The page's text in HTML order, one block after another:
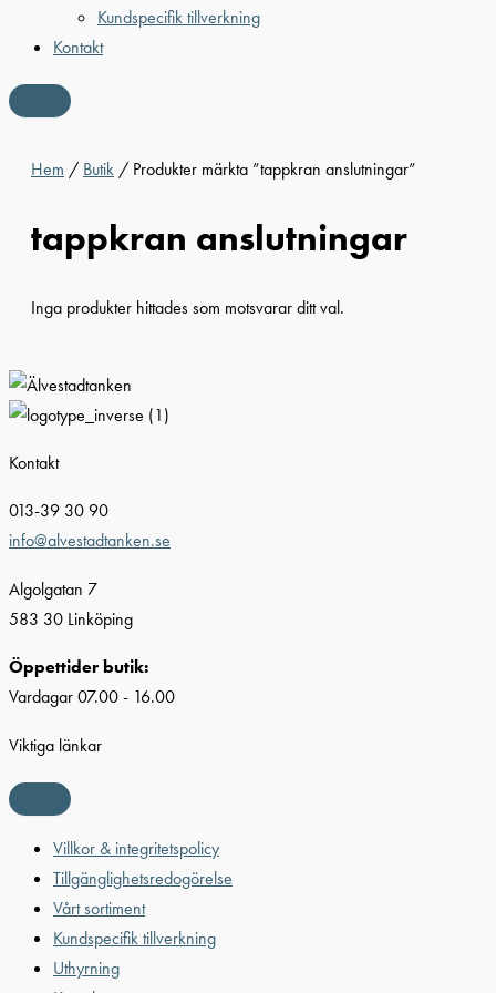
Kundspecifik tillverkning
Kontakt
Hem / Butik / Produkter märkta ”tappkran anslutningar”
tappkran anslutningar
Inga produkter hittades som motsvarar ditt val.
Kontakt
013-39 30 90
info@alvestadtanken.se
Algolgatan 7
583 30 Linköping
Öppettider butik:
Vardagar 07.00 - 16.00
Viktiga länkar
Villkor & integritetspolicy
Tillgänglighetsredogörelse
Vårt sortiment
Kundspecifik tillverkning
Uthyrning